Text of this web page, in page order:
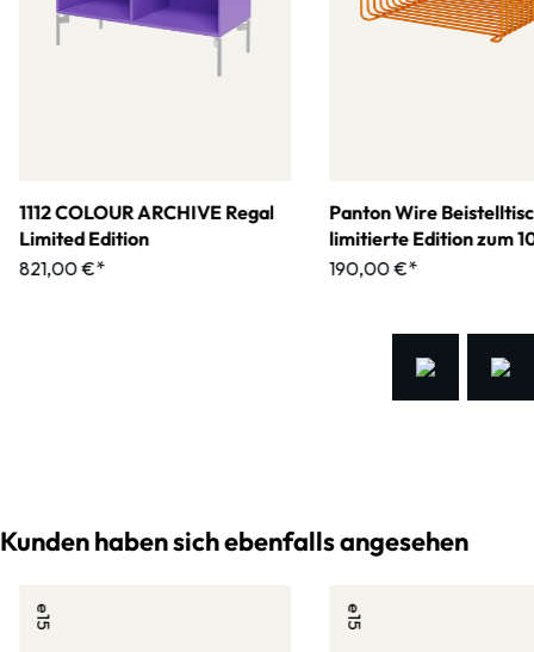
1112 COLOUR ARCHIVE Regal
Limited Edition
821,00 €*
Panton Wire
limitierte Edition zum
jährigen Jubiläum
190,00 €*
Kunden haben sich ebenfalls angesehen
e15 e15